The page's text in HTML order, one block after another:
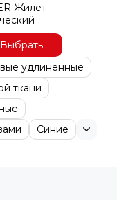
Жилет
Выбрать
удлиненные
ткани
Синие